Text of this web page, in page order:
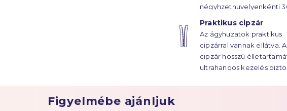
négyhzethüvelyenkénti
szál sűrűsségű
szaténkötésének hála, az
ágyhuzatok élettartama
évtizedekre húzódik.
Praktikus cipzár
Az ágyhuzatok praktikus
cipzárral vannak ellátva. A
cipzár hosszú
ultrahangos kezelés
Figyelmébe ajánljuk